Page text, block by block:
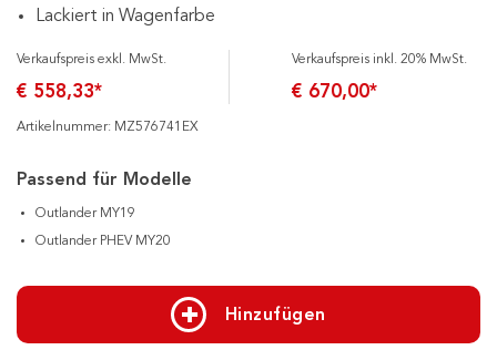
Lackiert in Wagenfarbe
Verkaufspreis exkl. MwSt.
€ 558,33*
Verkaufspreis inkl. 20% MwSt.
€ 670,00*
Artikelnummer: MZ576741EX
Passend für Modelle
Outlander MY19
Outlander PHEV MY20
Hinzufügen